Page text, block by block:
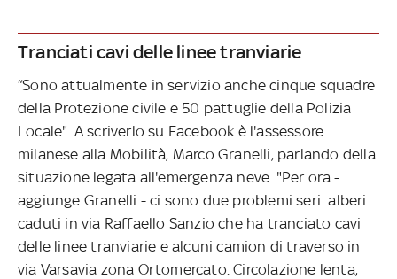
Tranciati cavi delle linee tranviarie
“Sono attualmente in servizio anche cinque squadre
della Protezione civile e 50 pattuglie della Polizia
Locale". A scriverlo su Facebook è l'assessore
milanese alla Mobilità, Marco Granelli, parlando della
situazione legata all'emergenza neve. "Per ora -
aggiunge Granelli - ci sono due problemi seri: alberi
caduti in via Raffaello Sanzio che ha tranciato cavi
delle linee tranviarie e alcuni camion di traverso in
via Varsavia zona Ortomercato. Circolazione lenta,